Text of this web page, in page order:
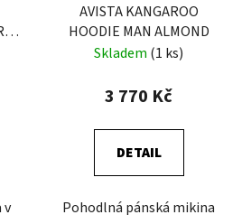
v
AVISTA KANGAROO
HOODIE MAN ALMOND
Skladem (1 ks)
3 770 Kč
DETAIL
Pohodlná pánská mikina